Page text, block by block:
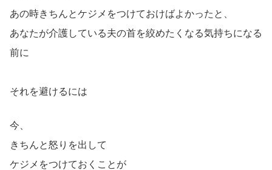
あの時きちんとケジメをつけておけばよかったと、
あなたが介護している夫の首を絞めたくなる気持ちになる
前に
それを避けるには
今、
きちんと怒りを出して
ケジメをつけておくことが